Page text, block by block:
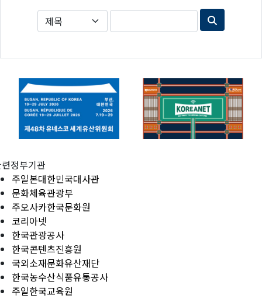
정부기관
주일본대한민국대사관
문화체육관광부
주오사카한국문화원
코리아넷
한국관광공사
한국콘텐츠진흥원
국외소재문화유산재단
한국농수산식품유통공사
주일한국교육원